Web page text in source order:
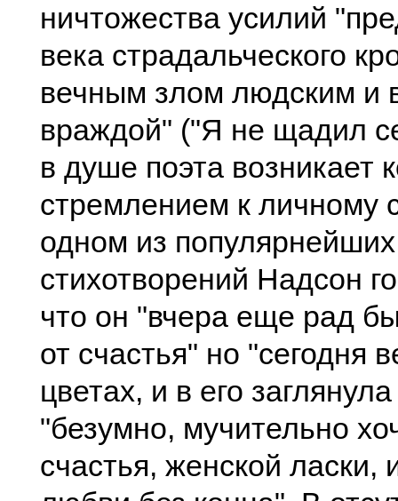
ничтожества усилий
века страдальческого
вечным злом людским и
враждой" ("Я не щадил
в душе поэта возникает
стремлением к личному
одном из
стихотворений Надсон
что он "вчера еще рад
от счастья" но "сегодня
цветах, и в его
"безумно, мучительно
счастья, женской ласки,